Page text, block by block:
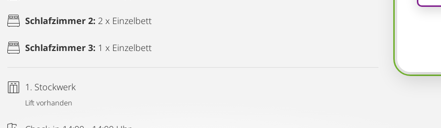
Schlafzimmer 2: 2 x Einzelbett
Schlafzimmer 3: 1 x Einzelbett
1. Stockwerk
Lift vorhanden